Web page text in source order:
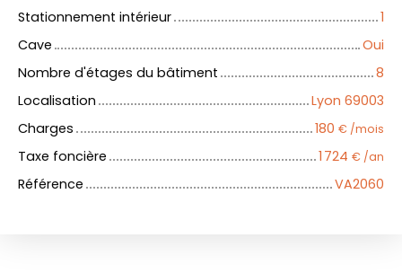
Stationnement intérieur
1
Cave
Oui
Nombre d'étages du bâtiment
8
Localisation
Lyon 69003
Charges
180 € /mois
Taxe foncière 1 724 € /an
Référence VA2060